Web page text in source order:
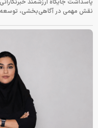
پاسداشت جایگاه ارزشمند
نقش مهمی در آگاهی‌بخشی، توسعه